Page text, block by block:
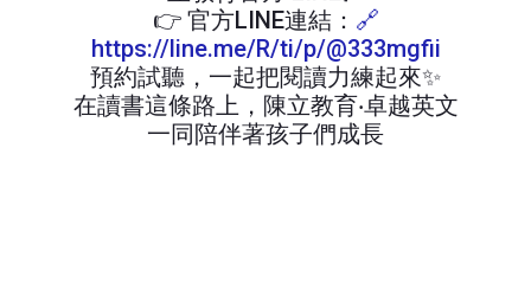
👉 官方LINE連結： 🔗
https://line.me/R/ti/p/@333mgfii
預約試聽，一起把閱讀力練起來✨
在讀書這條路上，陳立教育‧卓越英文
一同陪伴著孩子們成長